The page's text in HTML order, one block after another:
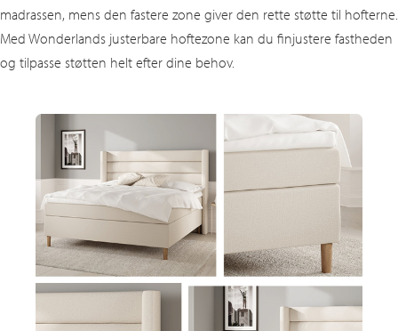
madrassen, mens den fastere zone giver den rette støtte til hofterne.
Med Wonderlands justerbare hoftezone kan du finjustere fastheden
og tilpasse støtten helt efter dine behov.